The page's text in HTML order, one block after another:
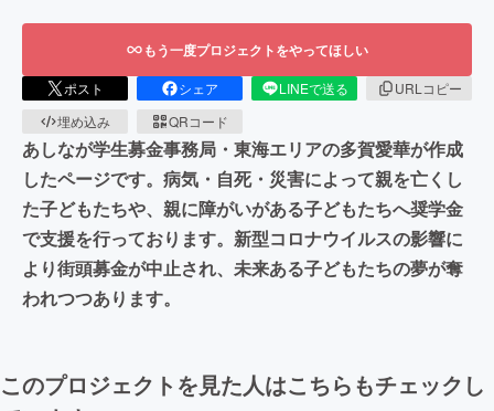
もう一度プロジェクトをやってほしい
ポスト シェア LINEで送る
URLコピー
埋め込み
QRコード
あしなが学生募金事務局・東海エリアの多賀愛華が作成
したページです。病気・自死・災害によって親を亡くし
た子どもたちや、親に障がいがある子どもたちへ奨学金
で支援を行っております。新型コロナウイルスの影響に
より街頭募金が中止され、未来ある子どもたちの夢が奪
われつつあります。
このプロジェクトを見た人はこちらもチェックし